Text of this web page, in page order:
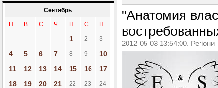
Сентябрь
П В С Ч П С Н
1 2 3
4 5 6 7 8 9
10
11
12 13 14 15 16
17
18
19 20 21 22 23 24
"Анатомия
2012-05-03 13:54:00. Регіони